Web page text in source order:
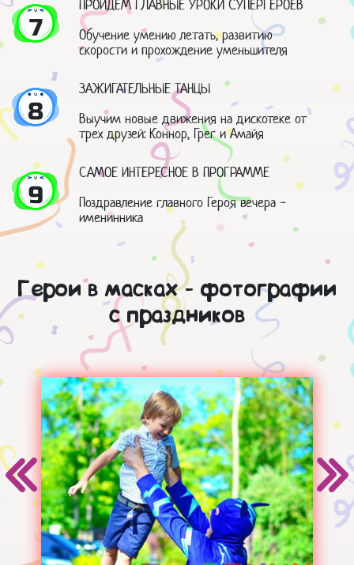
7
ПРОЙДЕМ ГЛАВНЫЕ УРОКИ СУПЕРГЕРОЕВ
Обучение умению летать, развитию
скорости и прохождение уменьшителя
8
ЗАЖИГАТЕЛЬНЫЕ ТАНЦЫ
Выучим новые движения на дискотеке от
трех друзей: Коннор, Грег и Амайя
9
САМОЕ ИНТЕРЕСНОЕ В ПРОГРАММЕ
Поздравление главного Героя вечера -
именинника
Герои в масках - фотографии
с праздников